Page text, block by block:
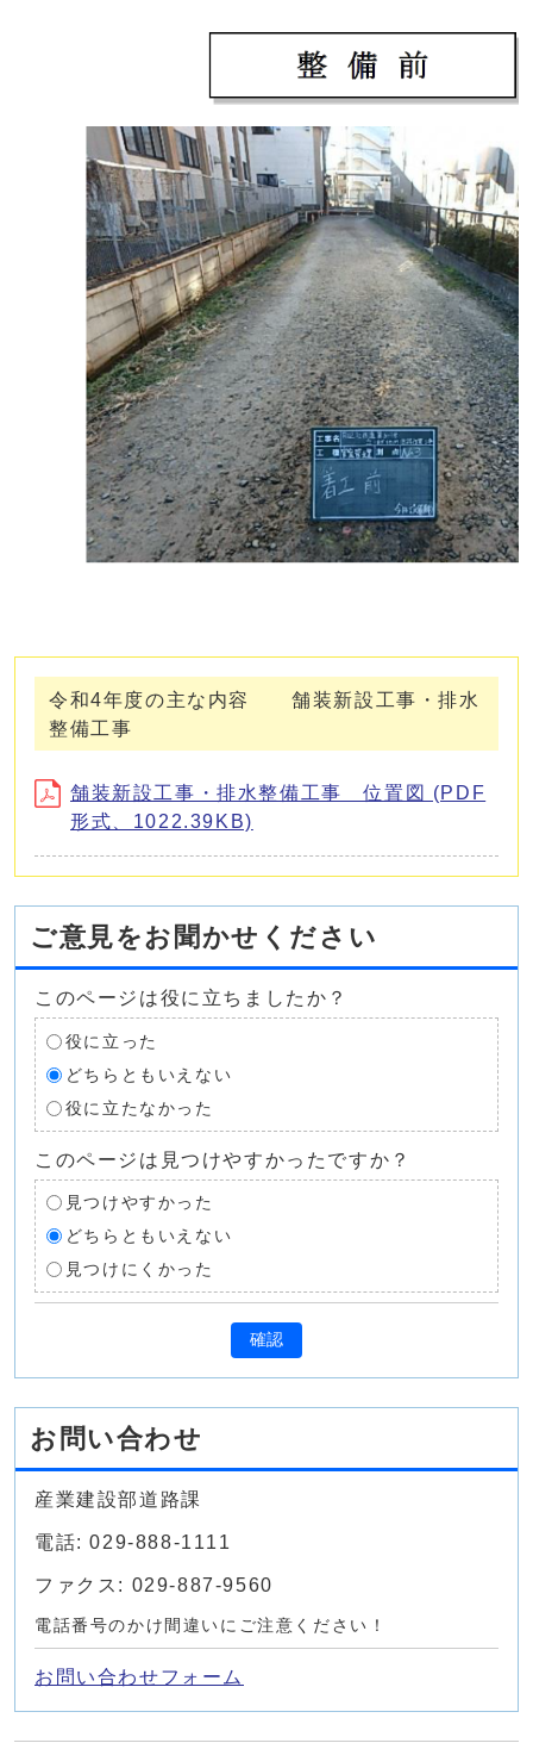
令和4年度の主な内容 舗装新設工事・排水
整備工事
舗装新設工事・排水整備工事 位置図 (PDF
形式、1022.39KB)
ご意見をお聞かせください
このページは役に立ちましたか？
役に立った
どちらともいえない
役に立たなかった
このページは見つけやすかったですか？
見つけやすかった
どちらともいえない
見つけにくかった
確認
お問い合わせ
産業建設部道路課
電話: 029-888-1111
ファクス: 029-887-9560
電話番号のかけ間違いにご注意ください！
お問い合わせフォーム